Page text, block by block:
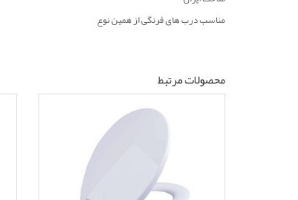
مناسب درب های فرنگی از همین نوع
محصولات مرتبط